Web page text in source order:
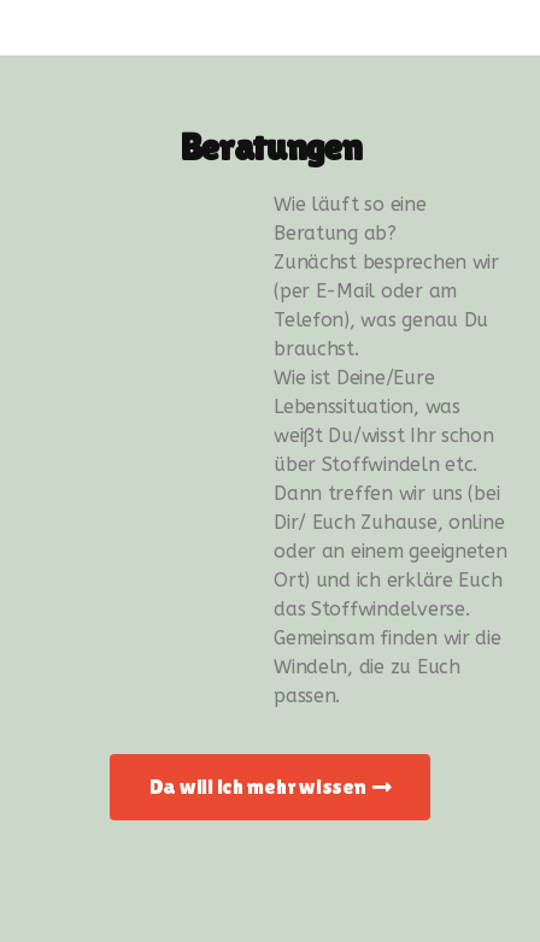
Beratungen
Wie läuft so eine
Beratung ab?
Zunächst besprechen wir
(per E-Mail oder am
Telefon), was genau Du
brauchst.
Wie ist Deine/Eure
Lebenssituation, was
weißt Du/wisst Ihr schon
über Stoffwindeln etc.
Dann treffen wir uns (bei
Dir/ Euch Zuhause, online
oder an einem geeigneten
Ort) und ich erkläre Euch
das Stoffwindelverse.
Gemeinsam finden wir die
Windeln, die zu Euch
passen.
Da will ich mehr wissen